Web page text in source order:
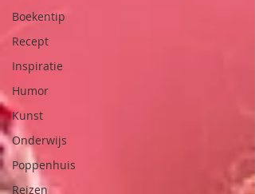
Boekentip
Recept
Inspiratie
Humor
Kunst
Onderwijs
Poppenhuis
Reizen